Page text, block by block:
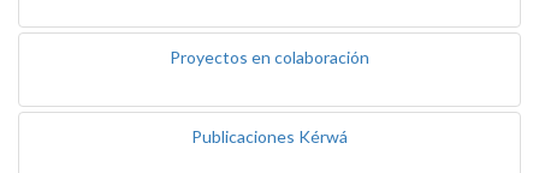
Proyectos en colaboración
Publicaciones Kérwá